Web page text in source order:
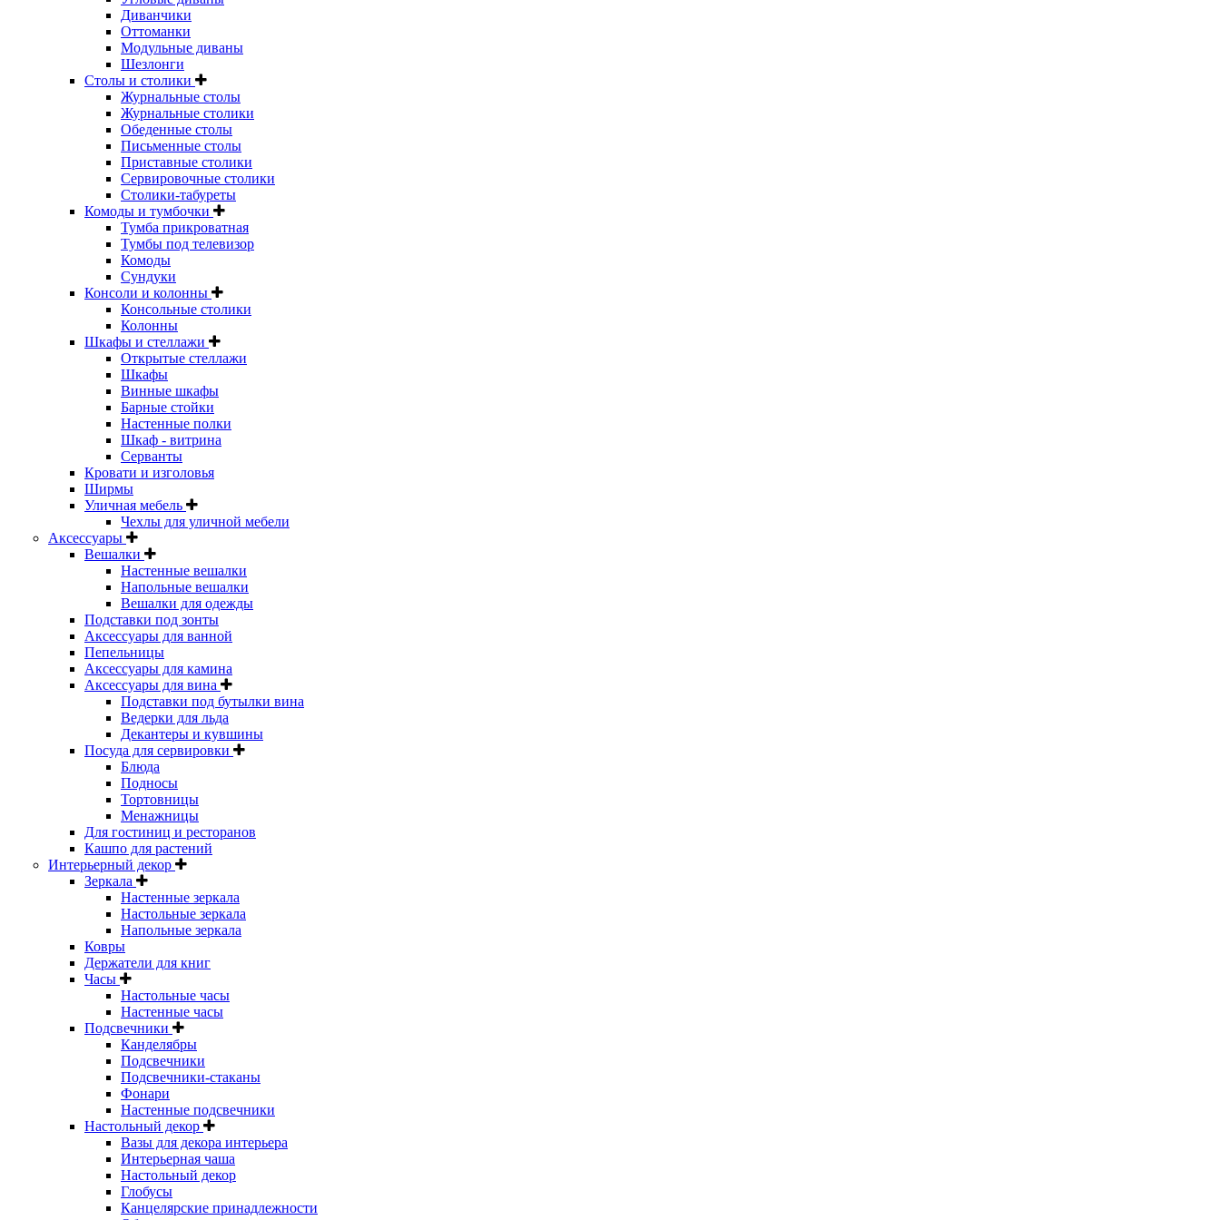
Диванчики
Оттоманки
Модульные диваны
Шезлонги
Столы и столики
Журнальные столы
Журнальные столики
Обеденные столы
Письменные столы
Приставные столики
Сервировочные столики
Столики-табуреты
Комоды и тумбочки
Тумба прикроватная
Тумбы под телевизор
Комоды
Сундуки
Консоли и колонны
Консольные столики
Колонны
Шкафы и стеллажи
Открытые стеллажи
Шкафы
Винные шкафы
Барные стойки
Настенные полки
Шкаф - витрина
Серванты
Кровати и изголовья
Ширмы
Уличная мебель
Чехлы для уличной мебели
Аксессуары
Вешалки
Настенные вешалки
Напольные вешалки
Вешалки для одежды
Подставки под зонты
Аксессуары для ванной
Пепельницы
Аксессуары для камина
Аксессуары для вина
Подставки под бутылки вина
Ведерки для льда
Декантеры и кувшины
Посуда для сервировки
Блюда
Подносы
Тортовницы
Менажницы
Для гостиниц и ресторанов
Кашпо для растений
Интерьерный декор
Зеркала
Настенные зеркала
Настольные зеркала
Напольные зеркала
Ковры
Держатели для книг
Часы
Настольные часы
Настенные часы
Подсвечники
Канделябры
Подсвечники
Подсвечники-стаканы
Фонари
Настенные подсвечники
Настольный декор
Вазы для декора интерьера
Интерьерная чаша
Настольный декор
Глобусы
Канцелярские принадлежности